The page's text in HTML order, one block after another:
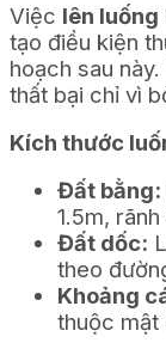
Việc lên luống
tạo điều kiện
hoạch sau
thất bại chỉ vì
Kích thước
Đất bằng:
1.5m,
Đất dốc:
theo
Khoảng
thuộc mật